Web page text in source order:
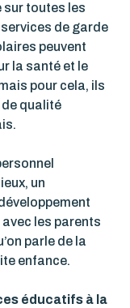
sur toutes les
de garde
peuvent
la santé et le
pour cela, ils
qualité
un
les parents
parle de la
enfance.
éducatifs à la